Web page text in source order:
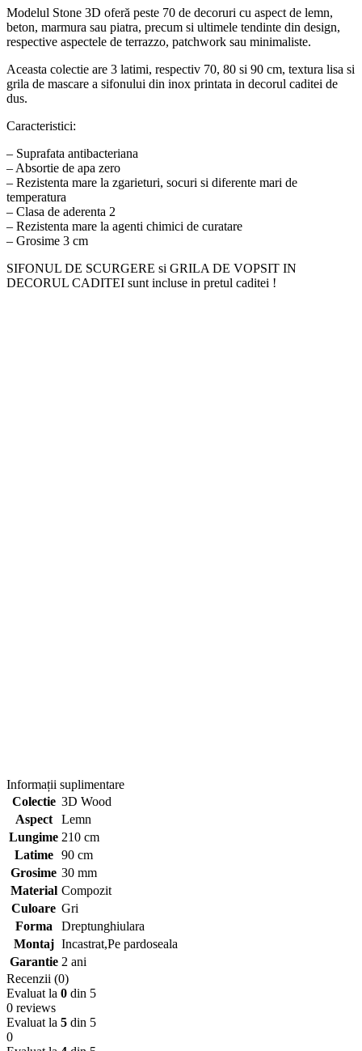
Modelul Stone 3D oferă peste 70 de decoruri cu aspect de lemn,
beton, marmura sau piatra, precum si ultimele tendinte din design,
respective aspectele de terrazzo, patchwork sau minimaliste.
Aceasta colectie are 3 latimi, respectiv 70, 80 si 90 cm, textura lisa si
grila de mascare a sifonului din inox printata in decorul caditei de
dus.
Caracteristici:
– Suprafata antibacteriana
– Absortie de apa zero
– Rezistenta mare la zgarieturi, socuri si diferente mari de
temperatura
– Clasa de aderenta 2
– Rezistenta mare la agenti chimici de curatare
– Grosime 3 cm
SIFONUL DE SCURGERE si GRILA DE VOPSIT IN
DECORUL CADITEI sunt incluse in pretul caditei !
Informații suplimentare
Colectie 3D Wood
Aspect
Lemn
Lungime 210 cm
Latime
90 cm
Grosime 30 mm
Material Compozit
Culoare Gri
Forma
Dreptunghiulara
Montaj Incastrat,Pe pardoseala
Garantie 2 ani
Recenzii (0)
Evaluat la 0 din 5
0 reviews
Evaluat la 5 din 5
0